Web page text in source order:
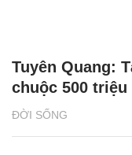
ĐỜI SỐNG
Tuyên Quang:
chuộc 500 triệu